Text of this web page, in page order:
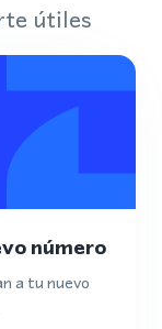
útiles
número
a tu nuevo